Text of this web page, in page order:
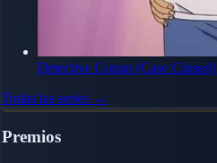
Detective Conan (Case Closed)
Todas las series →
Premios